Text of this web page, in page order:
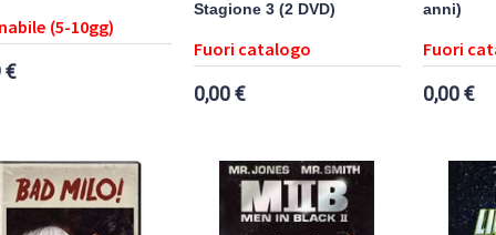
(5-10gg)
€
Stagione 3 (2 DVD)
Fuori catalogo
0,00 €
anni)
Fuori
0,00 €